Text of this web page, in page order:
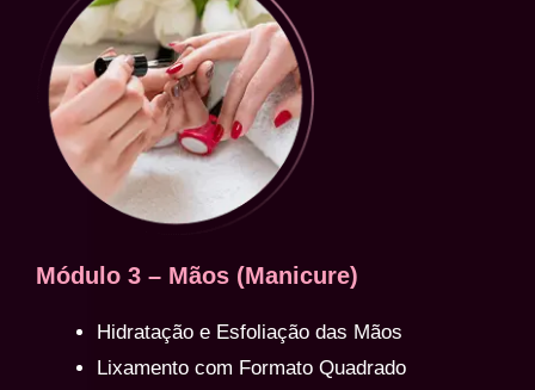
Módulo 3 – Mãos (Manicure)
Hidratação e Esfoliação das Mãos
Lixamento com Formato Quadrado